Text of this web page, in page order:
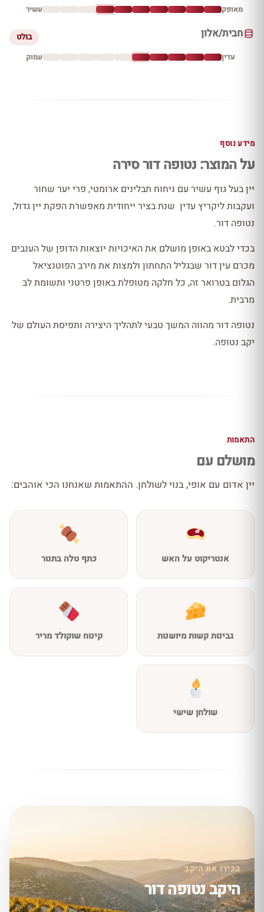
מאופק עשיר
חבית/אלון בולט
עדין עמוק
מידע נוסף
על המוצר: נטופה דור סירה
יין בעל גוף עשיר עם ניחוח תבלינים ארומטי, פרי יער שחור
ועקבות ליקריץ עדין שנת בציר ייחודית מאפשרת הפקת יין גדול,
נטופה דור.
בכדי לבטא באופן מושלם את האיכויות יוצאות הדופן של הענבים
מכרם עין דור שבגליל התחתון ולמצות את מירב הפוטנציאל
הגלום בטרואר זה, כל חלקה מטופלת באופן פרטני ותשומת לב
מרבית.
נטופה דור מהווה המשך טבעי לתהליך היצירה ותפיסת העולם של
יקב נטופה.
התאמות
מושלם עם
יין אדום עם אופי, בנוי לשולחן. ההתאמות שאנחנו הכי אוהבים:
אנטריקוט על האש כתף טלה בתנור
גבינות קשות מיושנות קינוח שוקולד מריר
שולחן שישי
הכירו את היקב
היקב נטופה דור